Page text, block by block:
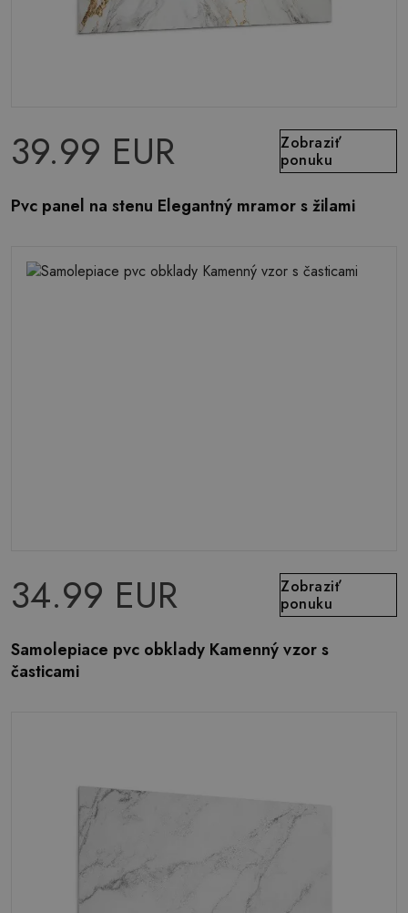
39.99 EUR
Zobraziť
ponuku
Pvc panel na stenu Elegantný mramor s žilami
34.99 EUR
Zobraziť
ponuku
Samolepiace pvc obklady Kamenný vzor s
časticami